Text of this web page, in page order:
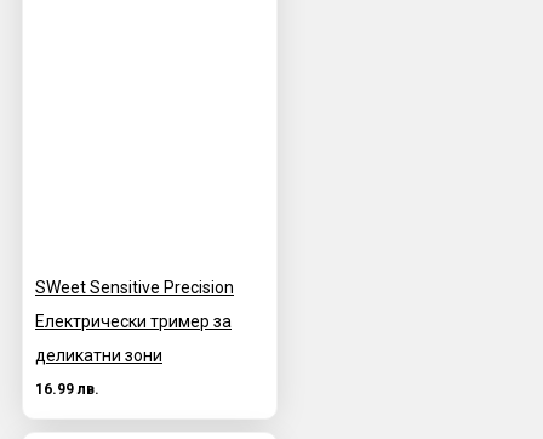
SWeet Sensitive Precision
Електрически тример за
деликатни зони
16.99 лв.